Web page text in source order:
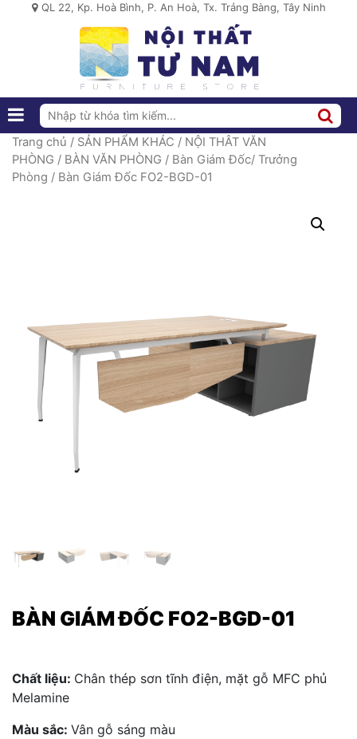
QL 22, Kp. Hoà Bình, P. An Hoà, Tx. Trảng Bàng, Tây Ninh
Trang chủ / SẢN PHẨM KHÁC / NỘI THÂT VĂN
PHÒNG / BÀN VĂN PHÒNG / Bàn Giám Đốc/ Trưởng
Phòng / Bàn Giám Đốc FO2-BGD-01
BÀN GIÁM ĐỐC FO2-BGD-01
Chất liệu: Chân thép sơn tĩnh điện, mặt gỗ MFC phủ
Melamine
Màu sắc: Vân gỗ sáng màu